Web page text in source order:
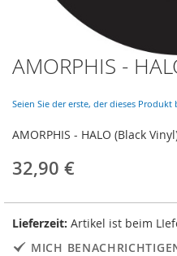
Skip
to
beginning
of
the
images
gallery
AMORPHIS -
Seien Sie der erste, der dieses Produkt
AMORPHIS - HALO (Black
32,90 €
Lieferzeit: Artikel ist beim
MICH